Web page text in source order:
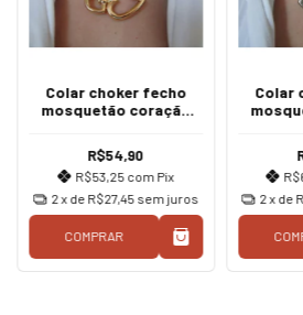
Colar choker fecho
mosquetão coração
R$54,90
R$53,25 com Pix
2x de R$27,45 sem juros
COMPRAR
Colar
2 x de